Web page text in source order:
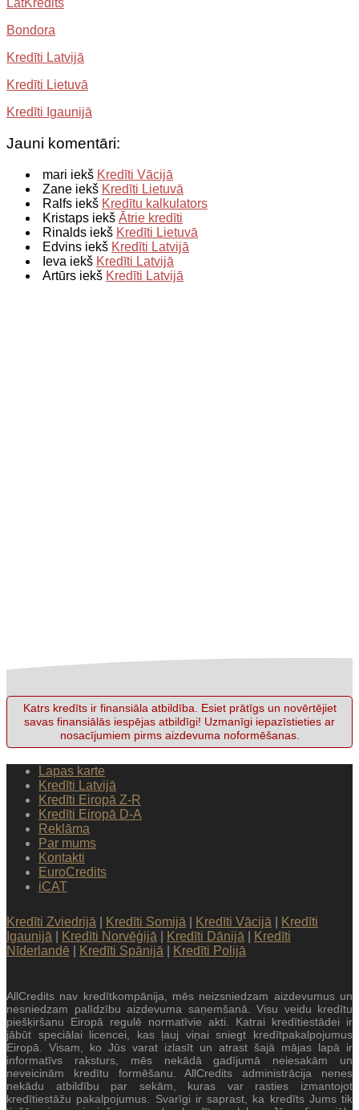
LatKredits
Bondora
Kredīti Latvijā
Kredīti Lietuvā
Kredīti Igaunijā
Jauni komentāri:
mari iekš Kredīti Vācijā
Zane iekš Kredīti Lietuvā
Ralfs iekš Kredītu kalkulators
Kristaps iekš Ātrie kredīti
Rinalds iekš Kredīti Lietuvā
Edvins iekš Kredīti Latvijā
Ieva iekš Kredīti Latvijā
Artūrs iekš Kredīti Latvijā
Katrs kredīts ir finansiāla atbildība. Esiet prātīgs un novērtējiet
savas finansiālās iespējas atbildīgi! Uzmanīgi iepazīstieties ar
nosacījumiem pirms aizdevuma noformēšanas.
Lapas karte
Kredīti Latvijā
Kredīti Eiropā Z-R
Kredīti Eiropā D-A
Reklāma
Par mums
Kontakti
EuroCredits
iCAT
Kredīti Zviedrijā Kredīti Somijā Kredīti Vācijā
Kredīti
Igaunijā
Kredīti Norvēģijā Kredīti Dānijā
Kredīti
Nīderlandē
Kredīti Spānijā Kredīti Polijā
AllCredits nav kredītkompānija, mēs neizsniedzam aizdevumus un
nesniedzam palīdzību aizdevuma saņemšanā. Visu veidu kredītu
piešķiršanu Eiropā regulē normatīvie akti. Katrai kredītiestādei ir
jābūt speciālai licencei, kas ļauj viņai sniegt kredītpakalpojumus
Eiropā. Visam, ko Jūs varat izlasīt un atrast šajā mājas lapā ir
informatīvs raksturs, mēs nekādā gadījumā neiesakām un
neveicinām kredītu formēšanu. AllCredits administrācija nenes
nekādu atbildību par sekām, kuras var rasties izmantojot
kredītiestāžu pakalpojumus. Svarīgi ir saprast, ka kredīts Jums tik